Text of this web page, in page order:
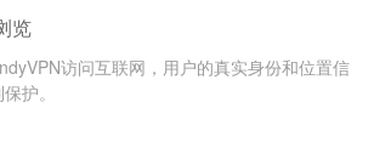
览
访问互联网，用户的真实身份和位置信
护。